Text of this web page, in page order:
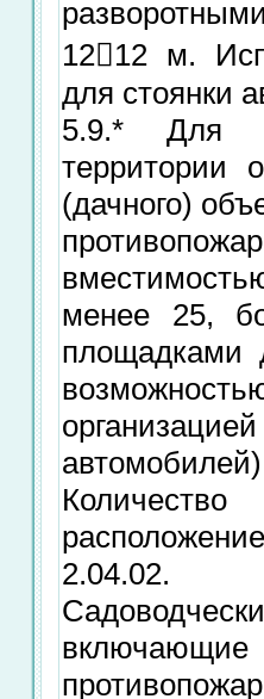
1212 м.
для стоянки
5.9.* Для
территории
(дачного)
менее 25,
площадками
2.04.02.